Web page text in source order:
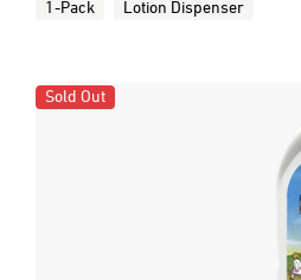
1-Pack Lotion Dispenser
Sold Out